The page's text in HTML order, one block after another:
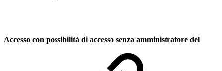
Accesso con possibilità di accesso senza amministratore del